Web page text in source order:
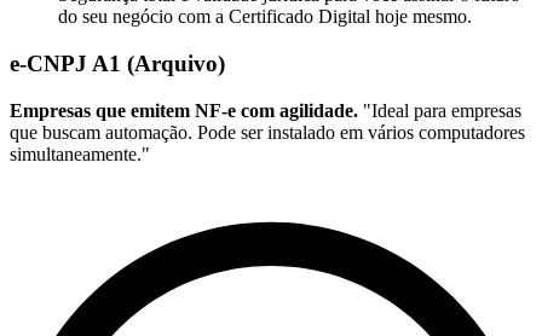
do seu negócio com a Certificado Digital hoje mesmo.
e-CNPJ A1 (Arquivo)
Empresas que emitem NF-e com agilidade. "Ideal para empresas
que buscam automação. Pode ser instalado em vários computadores
simultaneamente."